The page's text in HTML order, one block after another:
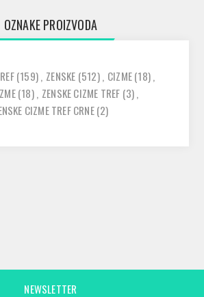
OZNAKE PROIZVODA
(159), ZENSKE (512), CIZME(18),
(18), ZENSKE CIZME TREF (3),
CIZME TREF CRNE(2)
NEWSLETTER